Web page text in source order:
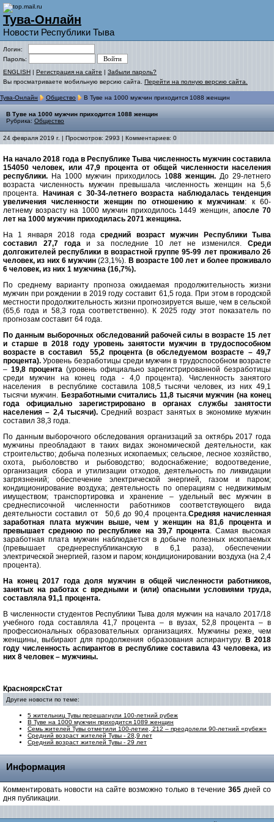
Тува-Онлайн
Новости Республики Тыва
Логин:
Пароль:
ENGLISH | Регистрация на сайте | Забыли пароль?
Вы просматриваете мобильную версию сайта. Перейти на полную версию сайта.
Тува-Онлайн Общество В Туве на 1000 мужчин приходится 1088 женщин
В Туве на 1000 мужчин приходится 1088 женщин
Рубрика: Общество
24 февраля 2019 г. | Просмотров: 2993 | Комментариев: 0
На начало 2018 года в Республике Тыва численность мужчин составила
154050 человек, или 47,9 процента от общей численности населения
республики. На 1000 мужчин приходилось 1088 женщин. До 29-летнего
возраста численность мужчин превышала численность женщин на 5,6
процента.
Начиная с 30-34-летнего возраста наблюдалась тенденция
увеличения численности женщин по отношению к мужчинам: к 60-
летнему возрасту на 1000 мужчин приходилось 1449 женщин, апосле 70
лет на 1000 мужчин приходилась 2071 женщина.
На 1 января 2018 годасредний возраст мужчин Республики Тыва
составил 27,7 годаи за последние 10 лет не изменился.Среди
долгожителей республики в возрастной группе 95-99 лет проживало 26
человек, из них 6 мужчин(23,1%). В возрасте 100 лет и более проживало
6 человек, из них 1 мужчина (16,7%).
По среднему варианту прогноза ожидаемая продолжительность жизни
мужчин при рождении в 2019 году составит 61,5 года. При этом в городской
местности продолжительность жизни прогнозируется выше, чем в сельской
(65,6 года и 58,3 года соответственно). К 2025 году этот показатель по
прогнозам составит 64 года.
По данным выборочных обследований рабочей силы в возрасте 15 лет
и старше в 2018 году уровень занятости мужчин в трудоспособном
возрасте в составил 55,2 процента (в обследуемом возрасте – 49,7
процента).Уровень безработицы среди мужчин в трудоспособном возрасте
– 19,8 процента(уровень официально зарегистрированной безработицы
среди мужчин на конец года - 4,0 процента). Численность занятого
населения в республике составила 108,5 тысячи человек, из них 49,1
тысячи мужчин. Безработными считались 11,8 тысячи мужчин (на конец
года официально зарегистрировано в органах службы занятости
населения – 2,4 тысячи). Средний возраст занятых в экономике мужчин
составил 38,3 года.
По данным выборочного обследования организаций за октябрь 2017 года
мужчины преобладают в таких видах экономической деятельности, как
строительство; добыча полезных ископаемых; сельское, лесное хозяйство,
охота, рыболовство и рыбоводство; водоснабжение; водоотведение,
организация сбора и утилизации отходов, деятельность по ликвидации
загрязнений; обеспечение электрической энергией, газом и паром;
кондиционирование воздуха; деятельность по операциям с недвижимым
имуществом; транспортировка и хранение – удельный вес мужчин в
среднесписочной численности работников соответствующего вида
деятельности составил от 50,6 до 90,4 процента.Средняя начисленная
заработная плата мужчин выше, чем у женщин на 81,6 процента и
превышает среднюю по республике на 39,7 процента. Самая высокая
заработная плата мужчин наблюдается в добыче полезных ископаемых
(превышает среднереспубликанскую в 6,1 раза), обеспечении
электрической энергией, газом и паром; кондиционировании воздуха (на 2,4
процента).
На конец 2017 года доля мужчин в общей численности работников,
занятых на работах с вредными и (или) опасными условиями труда,
составляла 91,1 процента.
В численности студентов Республики Тыва доля мужчин на начало 2017/18
учебного года составляла 41,7 процента – в вузах, 52,8 процента – в
профессиональных образовательных организациях. Мужчины реже, чем
женщины, выбирают для продолжения образования аспирантуру. В 2018
году численность аспирантов в республике составила 43 человека, из
них 8 человек – мужчины.
КрасноярскСтат
Другие новости по теме:
5 жительниц Тувы перешагнули 100-летний рубеж
В Туве на 1000 мужчин приходится 1089 женщин
Семь жителей Тувы отметили 100-летие, 212 – преодолели 90-летний «рубеж»
Средний возраст жителей Тувы - 28,9 лет
Средний возраст жителей Тувы - 29 лет
Информация
Комментировать новости на сайте возможно только в течение 365 дней со
дня публикации.